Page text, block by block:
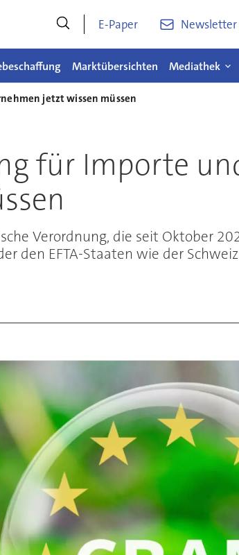
E-Paper Newsletter
Marktübersichten Mediathek
jetzt wissen müssen
für Importe
Verordnung, die seit Oktober
den EFTA-Staaten wie der